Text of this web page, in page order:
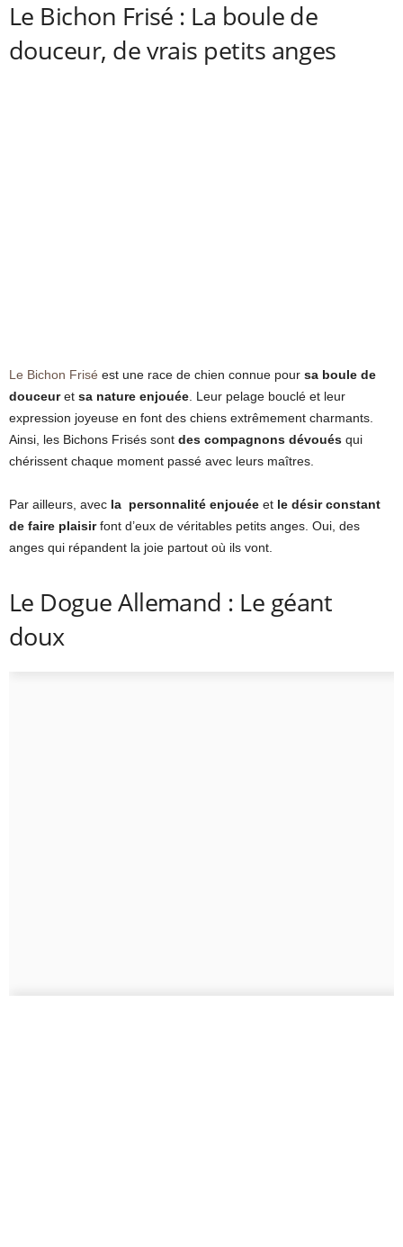
Le Bichon Frisé : La boule de
douceur, de vrais petits anges
Le Bichon Frisé est une race de chien connue pour sa boule de
douceuret sa nature enjouée . Leur pelage bouclé et leur
expression joyeuse en font des chiens extrêmement charmants.
Ainsi, les Bichons Frisés sont des compagnons dévoués qui
chérissent chaque moment passé avec leurs maîtres.
Par ailleurs, avec la personnalité enjouée et le désir constant
de faire plaisirfont d’eux de véritables petits anges. Oui, des
anges qui répandent la joie partout où ils vont.
Le Dogue Allemand : Le géant
doux